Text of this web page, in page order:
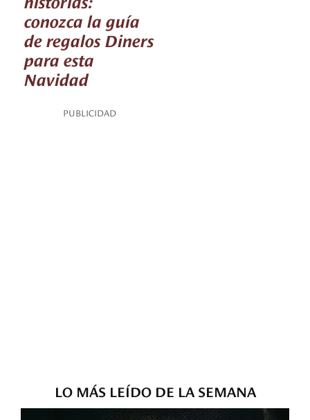
conozca la guía
de regalos Diners
para esta
Navidad
PUBLICIDAD
LO MÁS LEÍDO DE LA SEMANA